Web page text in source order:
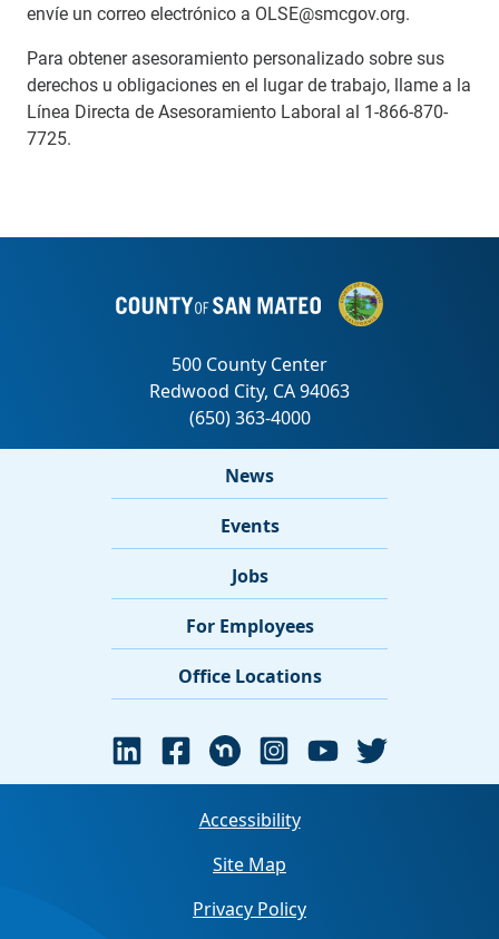
envíe un correo electrónico a OLSE@smcgov.org.
Para obtener asesoramiento personalizado sobre sus
derechos u obligaciones en el lugar de trabajo, llame a la
Línea Directa de Asesoramiento Laboral al 1-866-870-
7725.
News
Events
Jobs
For Employees
Office Locations
Accessibility
Site Map
Privacy Policy